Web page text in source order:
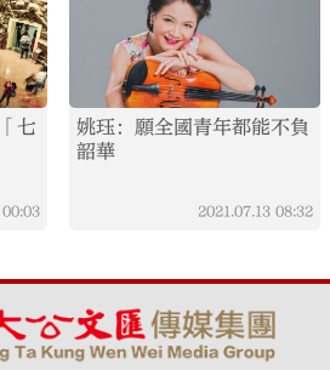
七
00:03
姚珏：願全國青年都能不負
韶華
2021.07.13 08:32